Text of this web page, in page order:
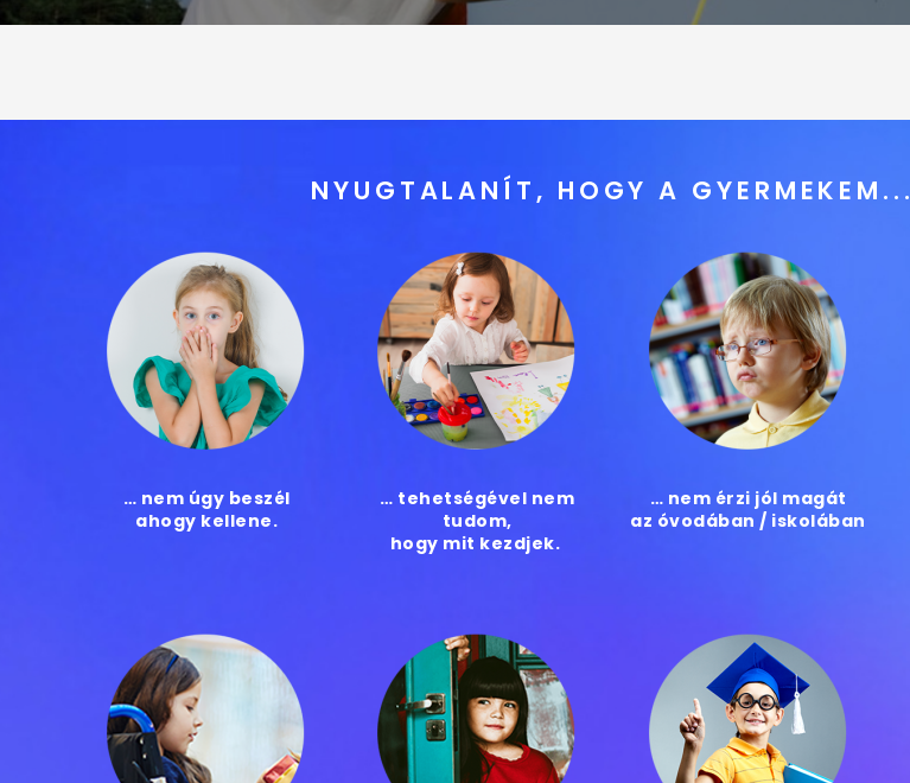
NYUGTALANÍT, HOGY A GYERMEKEM...
… nem úgy beszél
ahogy kellene.
… tehetségével nem
tudom,
hogy mit kezdjek.
… nem érzi jól magát
az óvodában / iskolában